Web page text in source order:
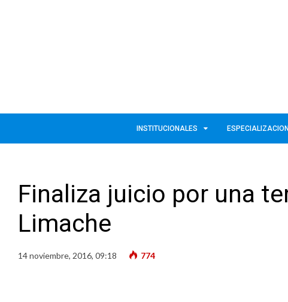
INSTITUCIONALES
Finaliza juicio por una
Limache
14 noviembre, 2016, 09:18 774